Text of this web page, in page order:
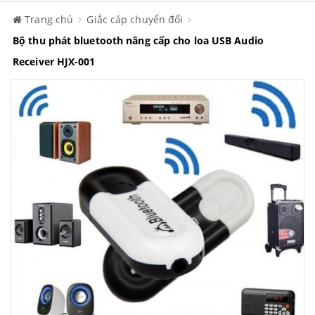
Trang chủ
Giắc cáp chuyển đổi
Bộ thu phát bluetooth nâng cấp cho loa USB Audio
Receiver HJX-001